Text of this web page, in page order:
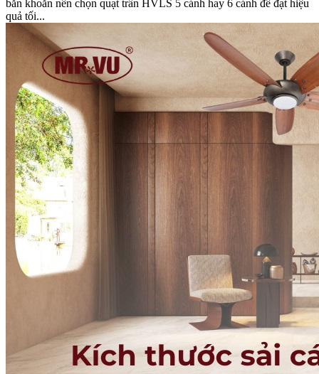
băn khoăn nên chọn quạt trần HVLS 5 cánh hay 6 cánh để đạt hiệu
quả tối...